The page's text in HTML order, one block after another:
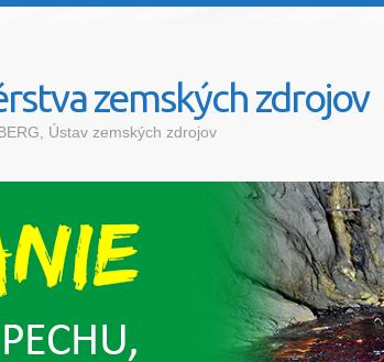
zemských zdrojov
Ústav zemských zdrojov